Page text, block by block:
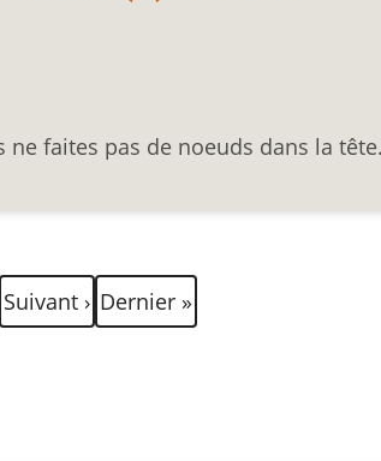
faites pas de noeuds dans la
Page
suivante
Suivant › Dernière
page
Dernier »